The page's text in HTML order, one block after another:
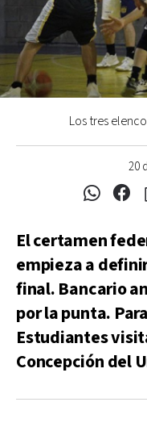
20
Los tres
El certamen
empieza a
final. Bancario
por la punta.
Estudiantes
Concepción del